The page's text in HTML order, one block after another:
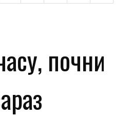
почни